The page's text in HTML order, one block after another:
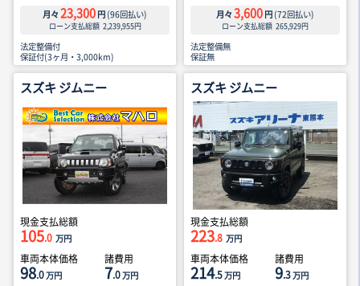
月々 23,300 円 (96回払い)
ローン支払総額 2,239,955円
法定整備付
保証付(3ヶ月・3,000km)
月々 3,600 円 (72回払い)
ローン支払総額 265,929円
法定整備無
保証無
スズキ ジムニー
現金支払総額
105.0 万円
車両本体価格
98.0万円
諸費用
7.0万円
スズキ ジムニー
現金支払総額
223.8 万円
車両本体価格
214.5万円
諸費用
9.3万円